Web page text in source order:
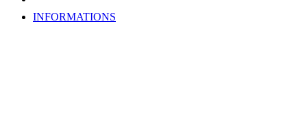
INFORMATIONS